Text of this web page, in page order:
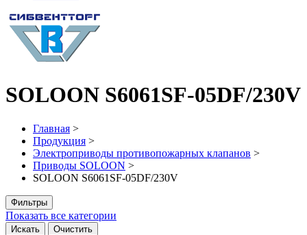
SOLOON S6061SF-05DF/230V
Главная >
Продукция >
Электроприводы противопожарных клапанов >
Приводы SOLOON >
SOLOON S6061SF-05DF/230V
Фильтры
Показать все категории
Искать Очистить